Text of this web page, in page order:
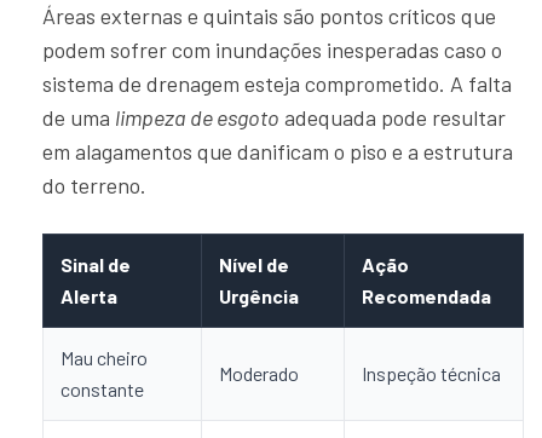
Áreas externas e quintais são pontos críticos que
podem sofrer com inundações inesperadas caso o
sistema de drenagem esteja comprometido. A falta
de uma limpeza de esgoto adequada pode resultar
em alagamentos que danificam o piso e a estrutura
do terreno.
Sinal de
Alerta
Nível de
Urgência
Ação
Recomendada
Mau cheiro
constante
Moderado Inspeção técnica